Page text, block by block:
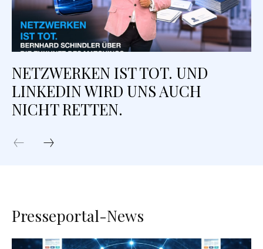
NETZWERKEN IST TOT. UND
LINKEDIN WIRD UNS AUCH
NICHT RETTEN.
Presseportal-News